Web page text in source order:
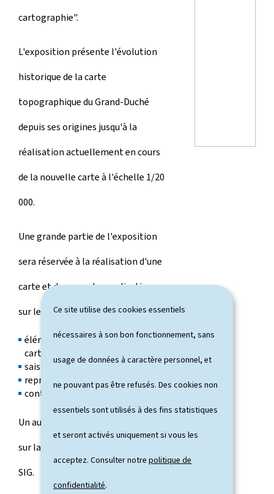
Ce site utilise des cookies essentiels
nécessaires à son bon fonctionnement, sans
usage de données à caractère personnel, et
ne pouvant pas être refusés. Des cookies non
essentiels sont utilisés à des fins statistiques
et seront activés uniquement si vous les
acceptez. Consulter notrepolitique de
confidentialité.
cartographie".
L'exposition présente l'évolution
historique de la carte
topographique du Grand-Duché
depuis ses origines jusqu'à la
réalisation actuellement en cours
de la nouvelle carte à l'échelle 1/20
000.
Une grande partie de l'exposition
sera réservée à la réalisation d'une
carte et donnera des explications
sur les éléments suivants:
éléments de base de la
cartographie
saisie des données
représentation graphique
contenu d'une carte
Un autre volet donnera un aperçu
sur la cartographie numérique et les
SIG.